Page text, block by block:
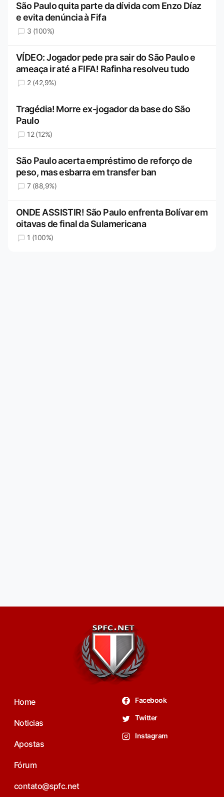
São Paulo quita parte da dívida com Enzo Díaz
e evita denúncia à Fifa
3 (100%)
VÍDEO: Jogador pede pra sair do São Paulo e
ameaça ir até a FIFA! Rafinha resolveu tudo
2 (42,9%)
Tragédia! Morre ex-jogador da base do São
Paulo
12 (12%)
São Paulo acerta empréstimo de reforço de
peso, mas esbarra em transfer ban
7 (88,9%)
ONDE ASSISTIR! São Paulo enfrenta Bolívar em
oitavas de final da Sulamericana
1 (100%)
Home
Noticias
Apostas
Fórum
contato@spfc.net
Facebook
Twitter
Instagram